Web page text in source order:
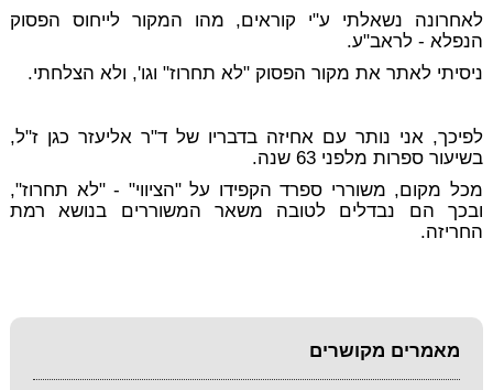
לאחרונה נשאלתי ע"י קוראים, מהו המקור לייחוס הפסוק
הנפלא - לראב"ע.
ניסיתי לאתר את מקור הפסוק "לא תחרוז" וגו', ולא הצלחתי.
לפיכך, אני נותר עם אחיזה בדבריו של ד"ר אליעזר כגן ז"ל,
בשיעור ספרות מלפני 63 שנה.
מכל מקום, משוררי ספרד הקפידו על "הציווי" - "לא תחרוז",
ובכך הם נבדלים לטובה משאר המשוררים בנושא רמת
החריזה.
מאמרים מקושרים